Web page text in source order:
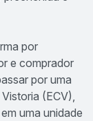
por
e comprador
por uma
(ECV),
uma unidade